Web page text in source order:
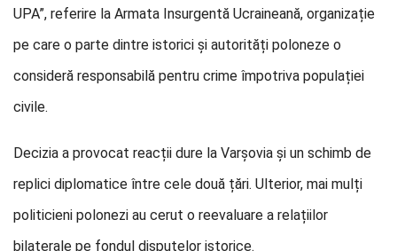
UPA”, referire la Armata Insurgentă Ucraineană, organizație
pe care o parte dintre istorici și autorități poloneze o
consideră responsabilă pentru crime împotriva populației
civile.
Decizia a provocat reacții dure la Varșovia și un schimb de
replici diplomatice între cele două țări. Ulterior, mai mulți
politicieni polonezi au cerut o reevaluare a relațiilor
bilaterale pe fondul disputelor istorice.